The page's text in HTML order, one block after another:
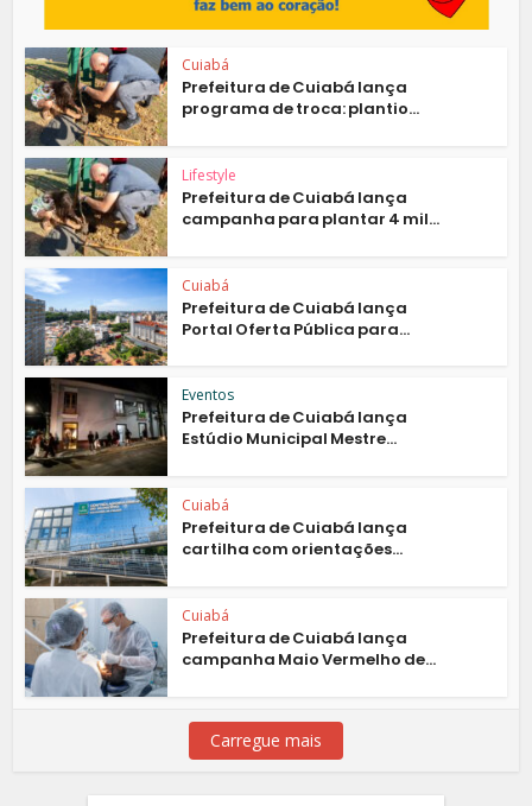
Cuiabá
Prefeitura de Cuiabá lança
programa de troca: plantio...
Lifestyle
Prefeitura de Cuiabá lança
campanha para plantar 4 mil...
Cuiabá
Prefeitura de Cuiabá lança
Portal Oferta Pública para...
Eventos
Prefeitura de Cuiabá lança
Estúdio Municipal Mestre...
Cuiabá
Prefeitura de Cuiabá lança
cartilha com orientações...
Cuiabá
Prefeitura de Cuiabá lança
campanha Maio Vermelho de...
Carregue mais